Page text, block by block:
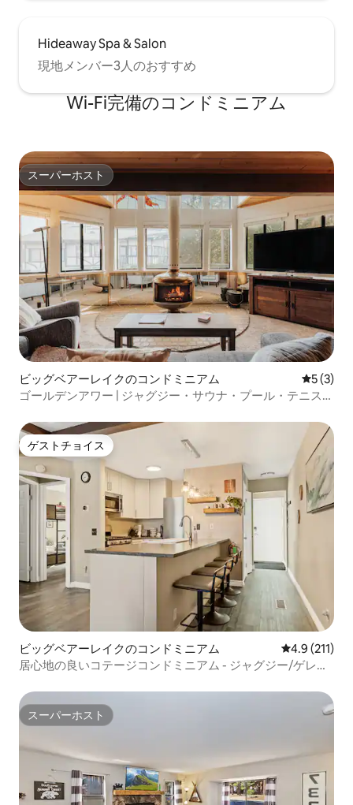
Hideaway Spa & Salon
現地メンバー3人のおすすめ
Wi-Fi完備のコンドミニアム
スーパーホスト
スーパーホスト
ビッグベアーレイクのコンドミニアム レビュー
5 (3)
ゴールデンアワー | ジャグジー・サウナ・プール・テニス・
ゲストチョイス
ゲストチョイス
ビッグベアーレイクのコンドミニアム レビュー211
4.9 (211)
居心地の良いコテージコンドミニアム - ジャグジー/ゲレン
スーパーホスト
スーパーホスト